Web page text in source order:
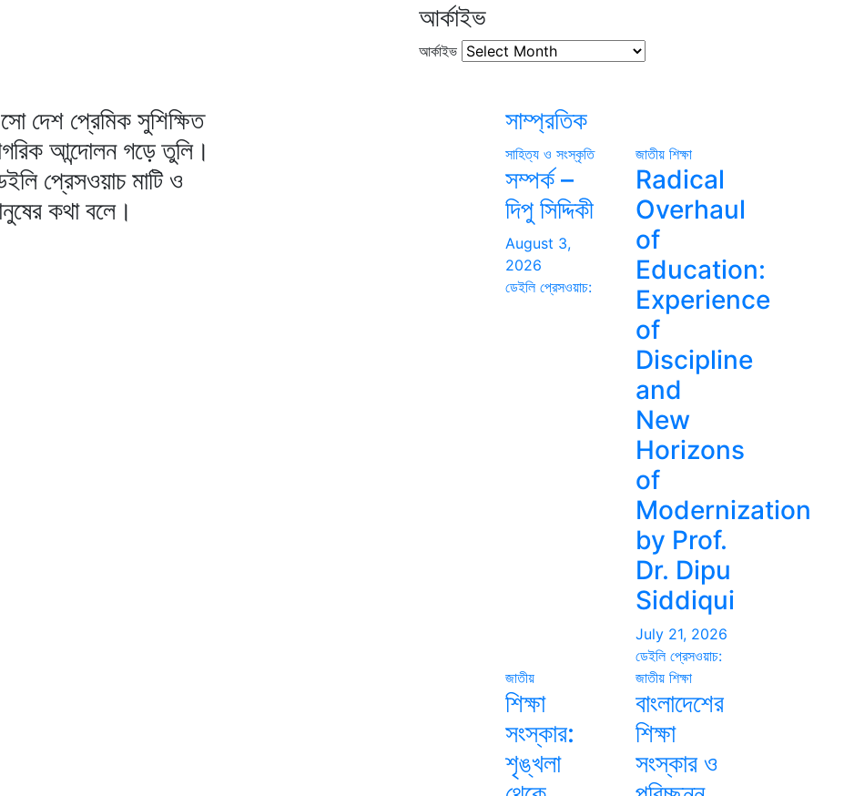
আর্কাইভ
আর্কাইভ
দেশ প্রেমিক সুশিক্ষিত
আন্দোলন গড়ে তুলি।
প্রেসওয়াচ মাটি ও
কথা বলে।
সাম্প্রতিক
সাহিত্য ও সংস্কৃতি
সম্পর্ক –
দিপু সিদ্দিকী
August 3,
2026
ডেইলি প্রেসওয়াচ:
জাতীয় শিক্ষা
Radical
Overhaul
of
Education:
Experience
of
Discipline
and
New
Horizons
of
Modernization
by Prof.
Dr. Dipu
Siddiqui
July 21, 2026
ডেইলি প্রেসওয়াচ:
জাতীয়
শিক্ষা
সংস্কার:
শৃঙ্খলা
জাতীয় শিক্ষা
বাংলাদেশের
শিক্ষা
সংস্কার ও